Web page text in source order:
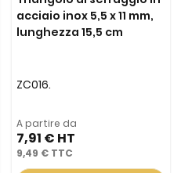
acciaio inox 5,5 x 11 mm,
lunghezza 15,5 cm
ZC016.
A partire da
7,91 €
9,49 €